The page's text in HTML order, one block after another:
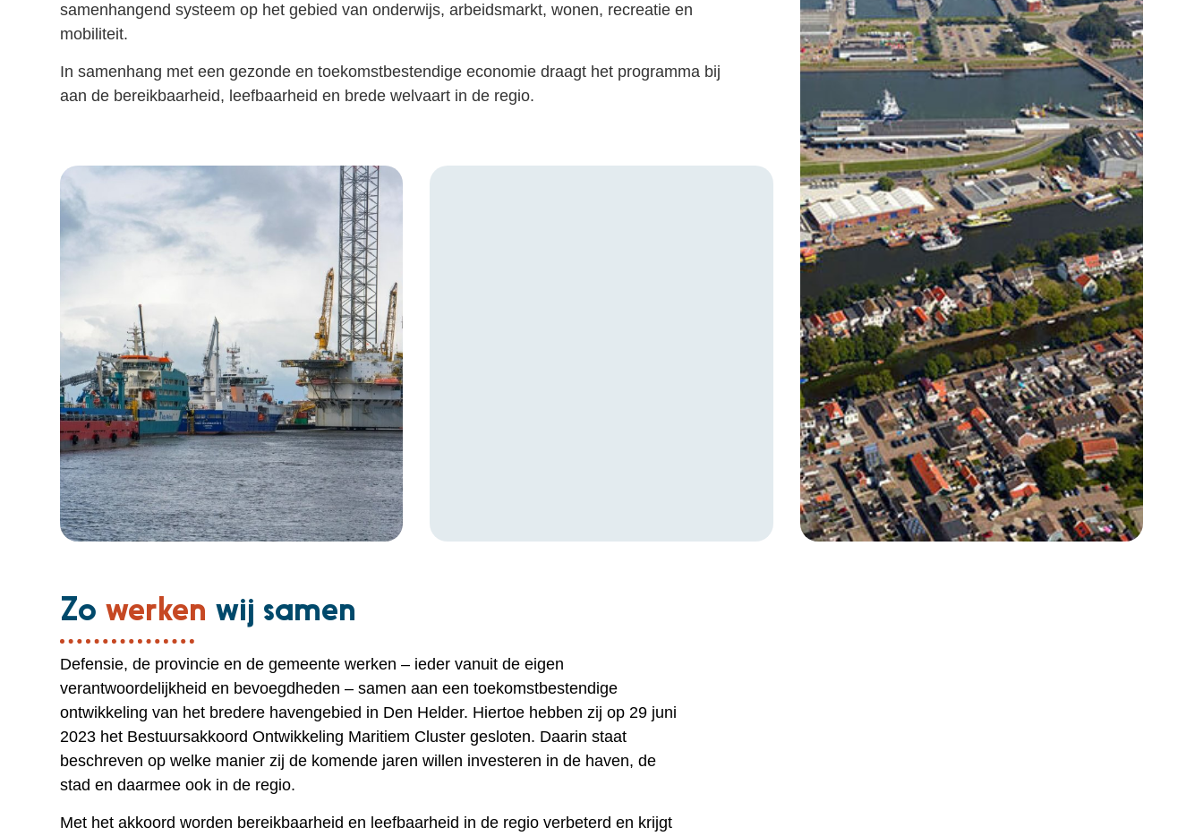
samenhangend systeem op het gebied van onderwijs, arbeidsmarkt, wonen, recreatie en
mobiliteit.
In samenhang met een gezonde en toekomstbestendige economie draagt het programma bij
aan de bereikbaarheid, leefbaarheid en brede welvaart in de regio.
Zowerken wij samen
Defensie, de provincie en de gemeente werken – ieder vanuit de eigen
verantwoordelijkheid en bevoegdheden – samen aan een toekomstbestendige
ontwikkeling van het bredere havengebied in Den Helder. Hiertoe hebben zij op 29 juni
2023 het Bestuursakkoord Ontwikkeling Maritiem Cluster gesloten. Daarin staat
beschreven op welke manier zij de komende jaren willen investeren in de haven, de
stad en daarmee ook in de regio.
Met het akkoord worden bereikbaarheid en leefbaarheid in de regio verbeterd en krijgt